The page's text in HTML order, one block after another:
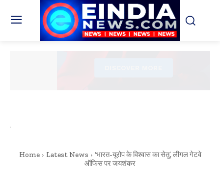
Home Latest News
‘भारत-यूरोप के विश्वास का सेतु’, लीगल गेटवे
ऑफिस पर जयशंकर